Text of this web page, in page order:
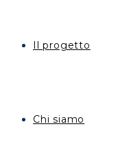
Il progetto
Chi siamo